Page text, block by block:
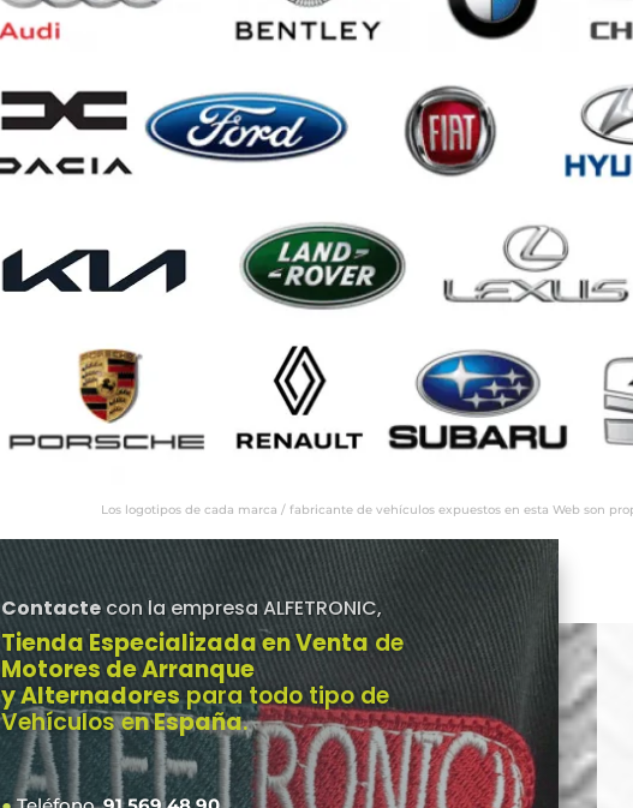
Los logotipos de cada marca / fabricante de vehículos expuestos en esta Web son
Contactecon la empresa ALFETRONIC,
Tienda Especializada en Venta de
Motores de Arranque
y Alternadorespara todo tipo de
Vehículos en España.